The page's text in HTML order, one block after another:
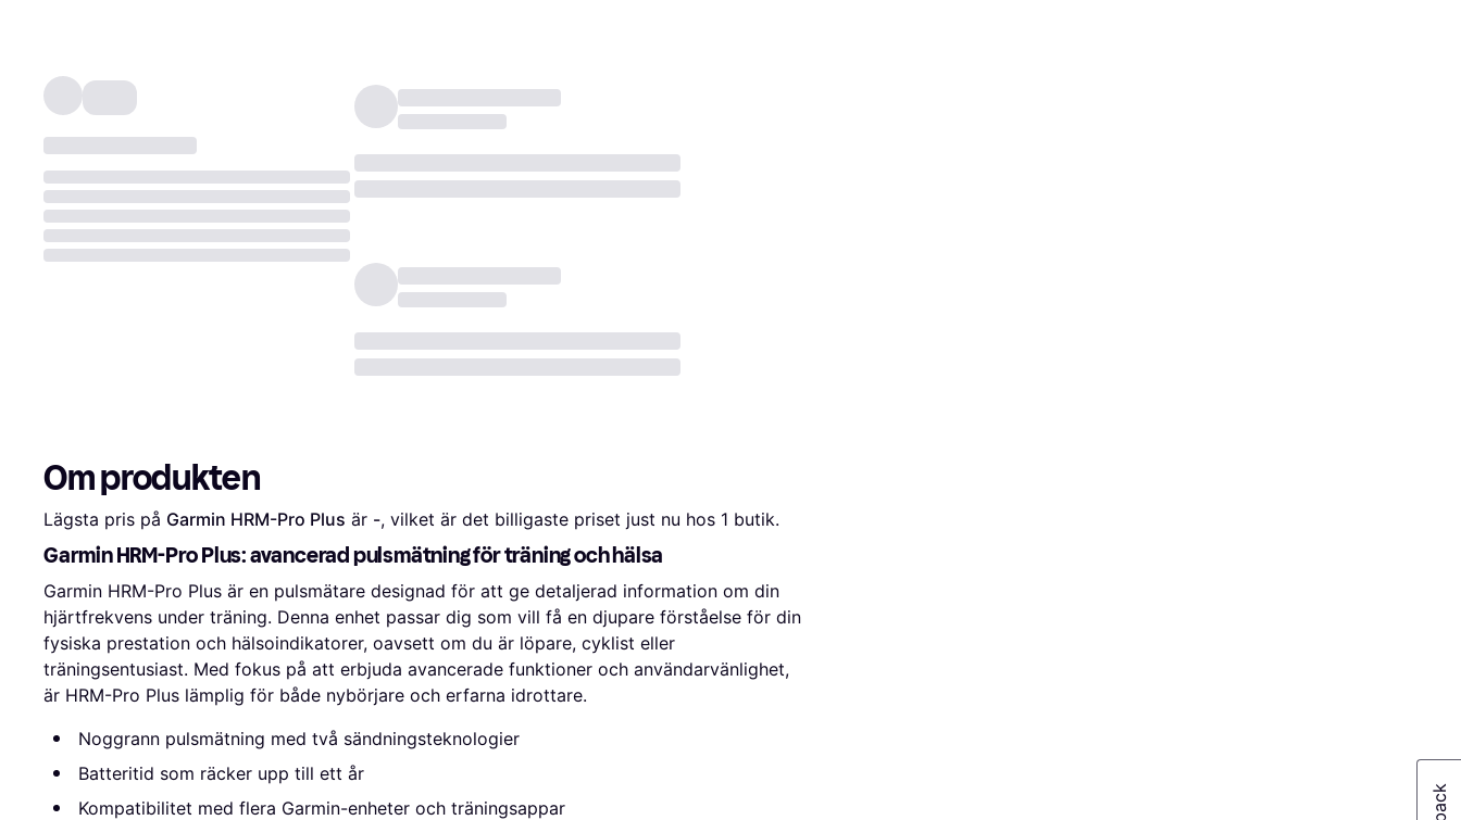
Om produkten
Lägsta pris på Garmin HRM-Pro Plus är -, vilket är det billigaste priset just nu hos 1 butik.
Garmin HRM-Pro Plus: avancerad pulsmätning för träning och hälsa
Garmin HRM-Pro Plus är en pulsmätare designad för att ge detaljerad information om din
hjärtfrekvens under träning. Denna enhet passar dig som vill få en djupare förståelse för din
fysiska prestation och hälsoindikatorer, oavsett om du är löpare, cyklist eller
träningsentusiast. Med fokus på att erbjuda avancerade funktioner och användarvänlighet,
är HRM-Pro Plus lämplig för både nybörjare och erfarna idrottare.
Noggrann pulsmätning med två sändningsteknologier
Batteritid som räcker upp till ett år
Kompatibilitet med flera Garmin-enheter och träningsappar